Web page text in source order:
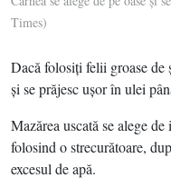
Times)
Dacă folosiţi felii groase de
şi se prăjesc uşor în ulei
Mazărea uscată se alege
folosind o strecurătoare,
excesul de apă.